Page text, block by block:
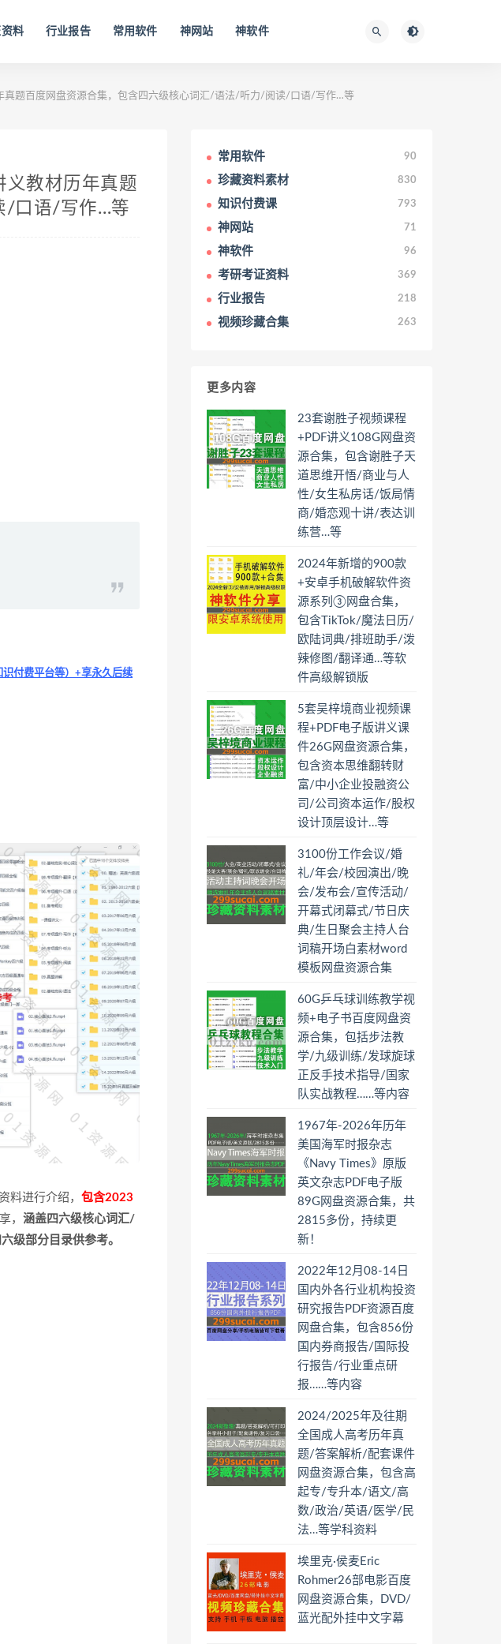
料 行业报告 常用软件 神网站 神软件
题百度网盘资源合集，包含四六级核心词汇/语法/听力/阅读/口语/写作…等
义教材历年真题
/口语/写作…等
付费平台等）+享永久后续
料进行介绍， 包含2023
， 涵盖四六级核心词汇/
级部分目录供参考。
常用软件 90
珍藏资料素材 830
知识付费课 793
神网站 71
神软件 96
考研考证资料 369
行业报告 218
视频珍藏合集 263
更多内容
23套谢胜子视频课程
+PDF讲义108G网盘资
源合集，包含谢胜子天
道思维开悟/商业与人
性/女生私房话/饭局情
商/婚恋观十讲/表达训
练营…等
2024年新增的900款
+安卓手机破解软件资
源系列③网盘合集，
包含TikTok/魔法日历/
欧陆词典/排班助手/泼
辣修图/翻译通…等软
件高级解锁版
5套吴梓境商业视频课
程+PDF电子版讲义课
件26G网盘资源合集，
包含资本思维翻转财
富/中小企业投融资公
司/公司资本运作/股权
设计顶层设计…等
3100份工作会议/婚
礼/年会/校园演出/晚
会/发布会/宣传活动/
开幕式闭幕式/节日庆
典/生日聚会主持人台
词稿开场白素材word
模板网盘资源合集
60G乒乓球训练教学视
频+电子书百度网盘资
源合集，包括步法教
学/九级训练/发球旋球
正反手技术指导/国家
队实战教程……等内容
1967年-2026年历年
美国海军时报杂志
《Navy Times》原版
英文杂志PDF电子版
89G网盘资源合集，共
2815多份，持续更
新！
2022年12月08-14日
国内外各行业机构投资
研究报告PDF资源百度
网盘合集，包含856份
国内券商报告/国际投
行报告/行业重点研
报……等内容
2024/2025年及往期
全国成人高考历年真
题/答案解析/配套课件
网盘资源合集，包含高
起专/专升本/语文/高
数/政治/英语/医学/民
法…等学科资料
埃里克·侯麦Eric
Rohmer26部电影百度
网盘资源合集，DVD/
蓝光配外挂中文字幕